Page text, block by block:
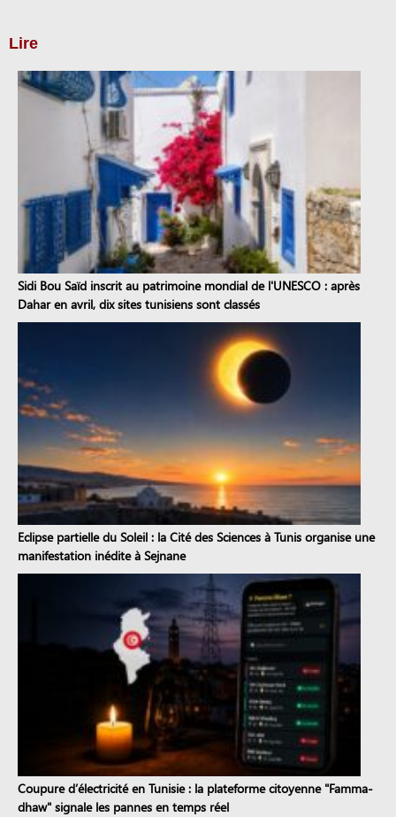
Lire
Sidi Bou Saïd inscrit au patrimoine mondial de l'UNESCO : après
Dahar en avril, dix sites tunisiens sont classés
Eclipse partielle du Soleil : la Cité des Sciences à Tunis organise une
manifestation inédite à Sejnane
Coupure d’électricité en Tunisie : la plateforme citoyenne "Famma-
dhaw" signale les pannes en temps réel